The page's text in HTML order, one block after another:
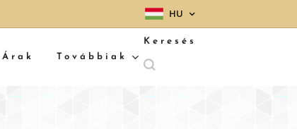
HU
Árak Továbbiak
Keresés